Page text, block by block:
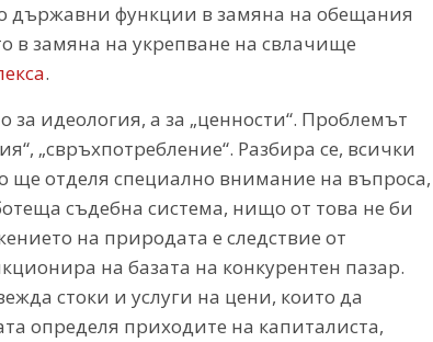
държавни функции в замяна на обещания
в замяна на укрепване на свлачище
.
за идеология, а за „ценности“. Проблемът
„свръхпотребление“. Разбира се, всички
ще отделя специално внимание на въпроса,
съдебна система, нищо от това не би
на природата е следствие от
на базата на конкурентен пазар.
стоки и услуги на цени, които да
определя приходите на капиталиста,